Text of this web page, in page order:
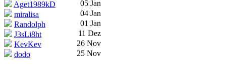
Aget1989kD
05 Jan
miralisa
04 Jan
Randolph
01 Jan
J3sLi8ht
11 Dez
KevKev
26 Nov
dodo
25 Nov